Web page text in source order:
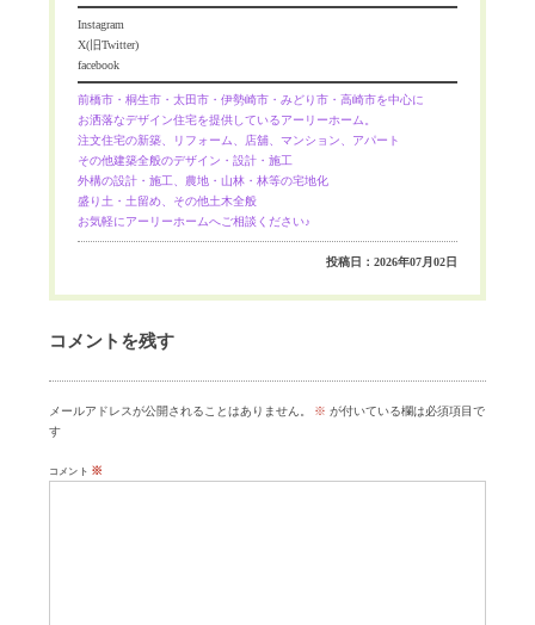
Instagram
X(旧Twitter)
facebook
前橋市・桐生市・太田市・伊勢崎市・みどり市・高崎市を中心に
お洒落なデザイン住宅を提供しているアーリーホーム。
注文住宅の新築、リフォーム、店舖、マンション、アパート
その他建築全般のデザイン・設計・施工
外構の設計・施工、農地・山林・林等の宅地化
盛り土・土留め、その他土木全般
お気軽にアーリーホームへご相談ください♪
投稿日：2026年07月02日
コメントを残す
メールアドレスが公開されることはありません。 ※ が付いている欄は必須項目で
す
コメント ※